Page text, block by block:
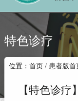
特色诊疗
位置： 首页 / 患者版首
【特色诊